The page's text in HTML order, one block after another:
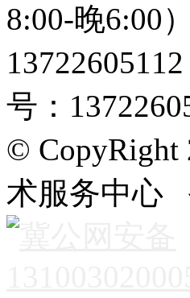
8:00-晚6:00
号：
© CopyRight
术服务中心